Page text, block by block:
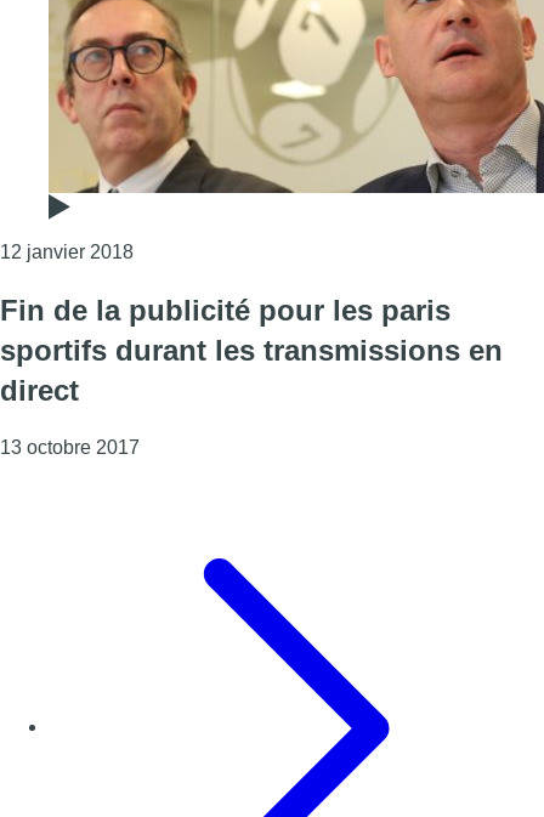
12 janvier 2018Consulter l'article "La Loterie Nationale
Fin de la publicité pour les paris
sportifs durant les transmissions en
direct
13 octobre 2017